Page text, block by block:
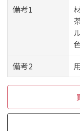
備考1
備考2